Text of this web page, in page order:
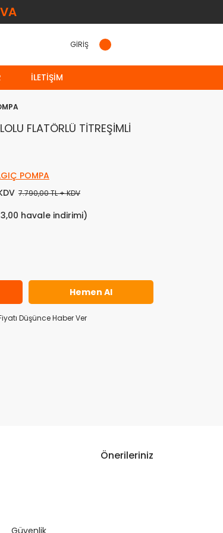
GİRİŞ
İLETIŞIM
FLATÖRLÜ TİTREŞİMLİ
POMPA
7.790,00 TL + KDV
havale indirimi)
Hemen Al
Düşünce Haber Ver
Önerileriniz
Güvenlik